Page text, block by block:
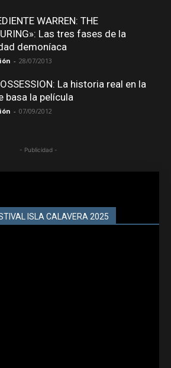
WARREN: THE
Las tres fases de la
demoníaca
- 28/07/2013
La historia real en la
basa la película
- 07/09/2012
- Publicidad -
ISLA CALAVERA 2025